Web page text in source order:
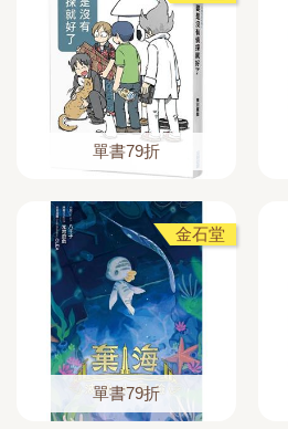
單書79折
金石堂
單書79折